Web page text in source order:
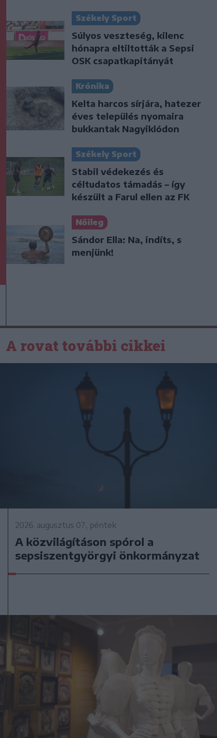
Székely Sport
Súlyos veszteség, kilenc
hónapra eltiltották a Sepsi
OSK csapatkapitányát
Krónika
Kelta harcos sírjára, hatezer
éves település nyomaira
bukkantak Nagyiklódon
Székely Sport
Stabil védekezés és
céltudatos támadás – így
készült a Farul ellen az FK
Nőileg
Sándor Ella: Na, indíts, s
menjünk!
A rovat további cikkei
2026. augusztus 07., péntek
A közvilágításon spórol a
sepsiszentgyörgyi önkormányzat